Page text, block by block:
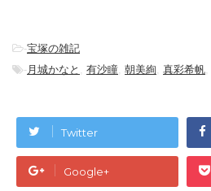
-宝塚の雑記
-月城かなと , 有沙瞳, 朝美絢, 真彩希帆,
Twitter
Google+